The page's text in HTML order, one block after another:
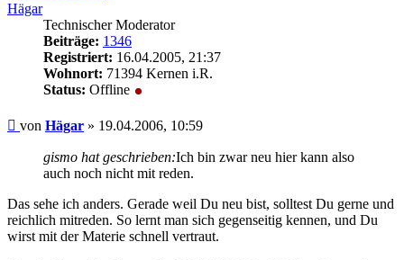
Hägar
Technischer Moderator
Beiträge: 1346
Registriert: 16.04.2005, 21:37
Wohnort: 71394 Kernen i.R.
Status: Offline
Beitrag
von Hägar » 19.04.2006, 10:59
gismo hat geschrieben:Ich bin zwar neu hier kann also
auch noch nicht mit reden.
Das sehe ich anders. Gerade weil Du neu bist, solltest Du gerne und
reichlich mitreden. So lernt man sich gegenseitig kennen, und Du
wirst mit der Materie schnell vertraut.